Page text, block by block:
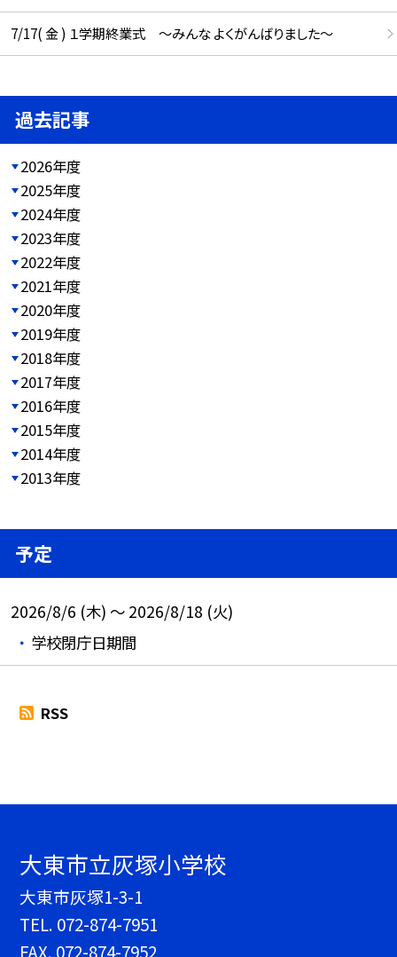
7/17( 金 ) １学期終業式 ～みんな よくがんばりました～
過去記事
2026年度
2025年度
2024年度
2023年度
2022年度
2021年度
2020年度
2019年度
2018年度
2017年度
2016年度
2015年度
2014年度
2013年度
予定
2026/8/6 (木) ～ 2026/8/18 (火)
学校閉庁日期間
RSS
大東市立灰塚小学校
大東市灰塚1-3-1
TEL. 072-874-7951
FAX. 072-874-7952